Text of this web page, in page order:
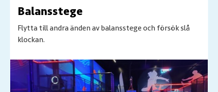
Balansstege
Flytta till andra änden av balansstege och försök slå
klockan.